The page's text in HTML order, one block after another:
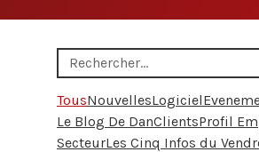
TousNouvellesLogiciel
Le Blog De DanClientsProfil
SecteurLes Cinq Infos du